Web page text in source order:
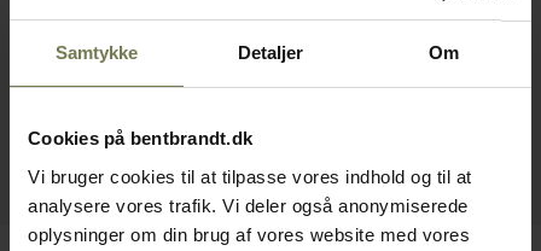
Samtykke Detaljer Om
Cookies på bentbrandt.dk
Vi bruger cookies til at tilpasse vores indhold og til at
analysere vores trafik. Vi deler også anonymiserede
oplysninger om din brug af vores website med vores